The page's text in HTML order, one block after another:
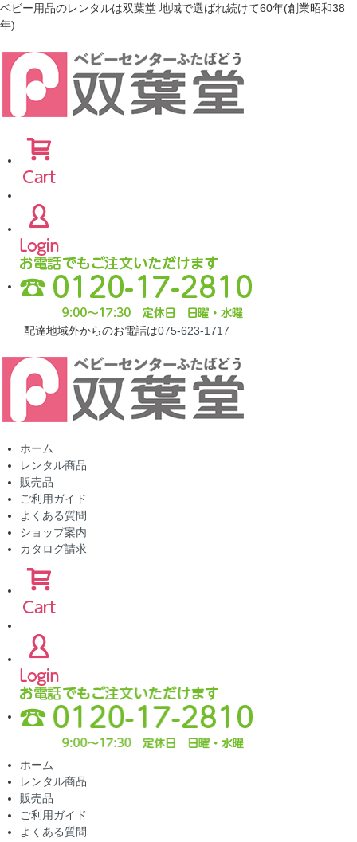
ベビー用品のレンタルは双葉堂 地域で選ばれ続けて60年(創業昭和38
年)
配達地域外からのお電話は075-623-1717
ホーム
レンタル商品
販売品
ご利用ガイド
よくある質問
ショップ案内
カタログ請求
ホーム
レンタル商品
販売品
ご利用ガイド
よくある質問